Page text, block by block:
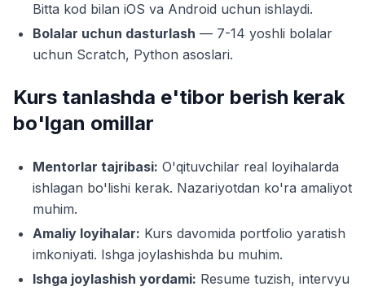
Bitta kod bilan iOS va Android uchun ishlaydi.
Bolalar uchun dasturlash — 7-14 yoshli bolalar
uchun Scratch, Python asoslari.
Kurs tanlashda e'tibor berish kerak
bo'lgan omillar
Mentorlar tajribasi: O'qituvchilar real loyihalarda
ishlagan bo'lishi kerak. Nazariyotdan ko'ra amaliyot
muhim.
Amaliy loyihalar: Kurs davomida portfolio yaratish
imkoniyati. Ishga joylashishda bu muhim.
Ishga joylashish yordami: Resume tuzish, intervyu